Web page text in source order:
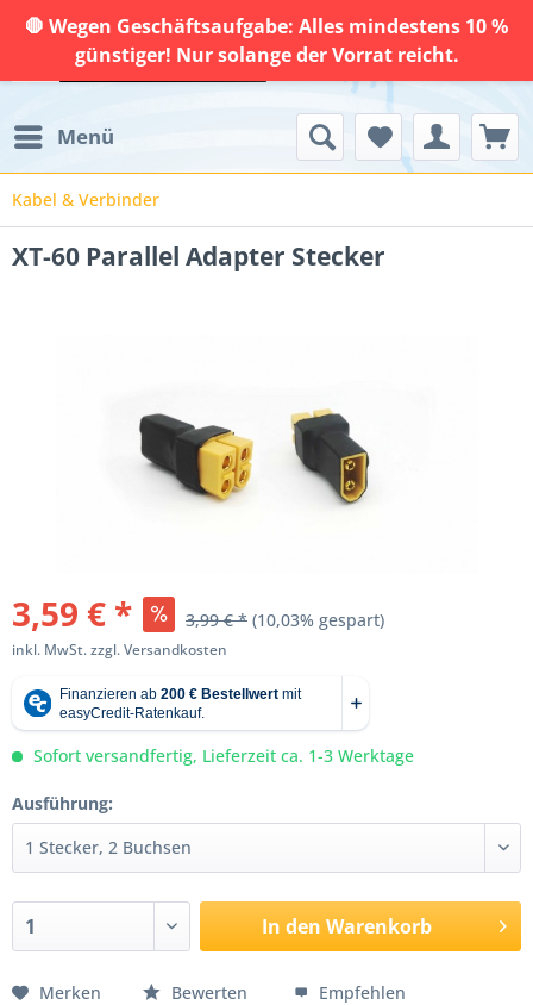
🛑 Wegen Geschäftsaufgabe: Alles mindestens 10 %
günstiger! Nur solange der Vorrat reicht.
Menü
Kabel & Verbinder
XT-60 Parallel Adapter Stecker
3,59 € * 3,99 € * (10,03% gespart)
inkl. MwSt.zzgl. Versandkosten
Sofort versandfertig, Lieferzeit ca. 1-3 Werktage
Ausführung:
In den Warenkorb
Merken Bewerten Empfehlen